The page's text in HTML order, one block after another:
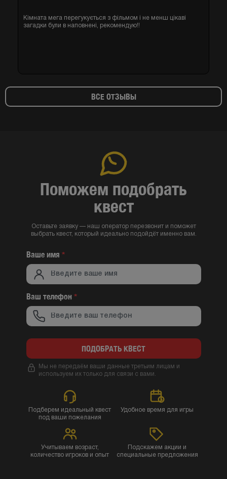
Кімната мега перегукується з фільмом і не менш цікаві
загадки були в наповнені, рекомендую!!
ВСЕ ОТЗЫВЫ
Поможем подобрать
квест
Оставьте заявку — наш оператор перезвонит и поможет
выбрать квест, который идеально подойдёт именно вам.
Ваше имя *
Ваш телефон*
ПОДОБРАТЬ КВЕСТ
Мы не передаём ваши данные третьим лицам и
используем их только для связи с вами.
Подберем идеальный квест
под ваши пожелания
Удобное время для игры
Учитываем возраст,
количество игроков и опыт
Подскажем акции и
специальные предложения